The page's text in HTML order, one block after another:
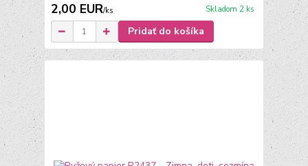
2,00 EUR/ks Skladom 2 ks
Pridať do košíka